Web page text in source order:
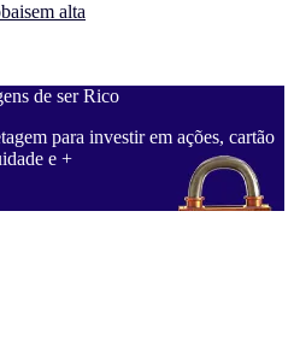
em alta
de ser Rico
para investir em ações, cartão
e +